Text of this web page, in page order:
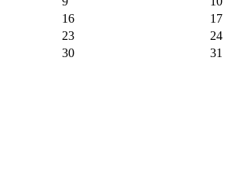
16 17
23 24
30 31